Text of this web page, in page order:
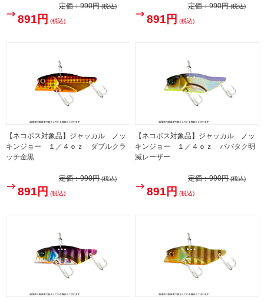
定価：990円(税込)
891円 (税込)
定価：990円(税込)
891円 (税込)
【ネコポス対象品】ジャッカル ノッ
キンジョー １／４ｏｚ ダブルクラ
ッチ金黒
定価：990円(税込)
891円 (税込)
【ネコポス対象品】ジャッカル ノッ
キンジョー １／４ｏｚ ババタク明
滅レーザー
定価：990円(税込)
891円 (税込)